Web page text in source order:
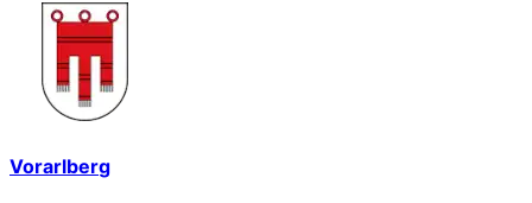
Vorarlberg